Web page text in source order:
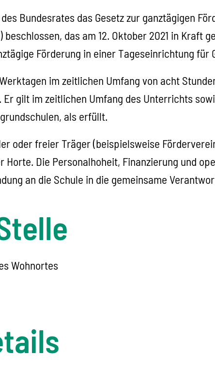
Bundesrates das Gesetz zur ganztägigen
beschlossen, das am 12. Oktober 2021 in Kraft
Förderung in einer Tageseinrichtung für
im zeitlichen Umfang von acht
gilt im zeitlichen Umfang des Unterrichts
als erfüllt.
oder freier Träger (beispielsweise
Die Personalhoheit, Finanzierung und
an die Schule in die gemeinsame
Wohnortes